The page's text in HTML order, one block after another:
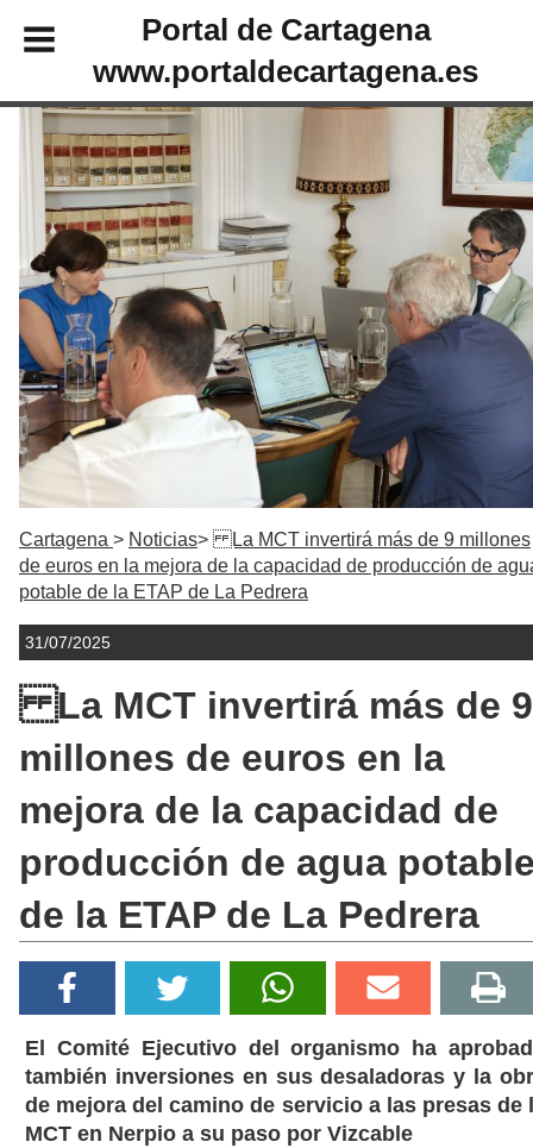
Portal de Cartagena
www.portaldecartagena.es
Cartagena Noticias
La MCT invertirá más de 9 millones
de euros en la mejora de la capacidad de producción de
potable de la ETAP de La Pedrera
31/07/2025
La MCT invertirá más de 9
millones de euros en la
mejora de la capacidad de
producción de agua
de la ETAP de La Pedrera
El Comité Ejecutivo del organismo ha
también inversiones en sus desaladoras y la
de mejora del camino de servicio a las presas de
MCT en Nerpio a su paso por Vizcable